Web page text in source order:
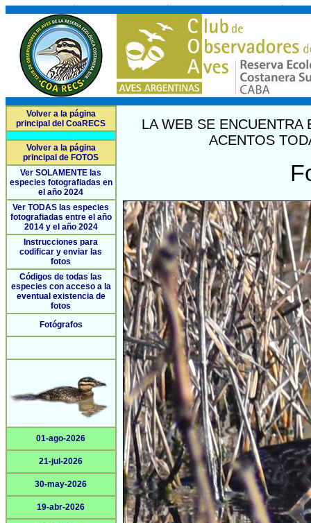
Volver a la página
principal del CoaRECS
Volver a la página
principal de FOTOS
Ver SOLAMENTE las
especies fotografiadas en
el año 2024
Ver TODAS las especies
fotografiadas entre el año
2014 y el año 2024
Instrucciones para
codificar y enviar las
fotos
Códigos de todas las
especies con acceso a la
eventual existencia de
fotos
Fotógrafos
01-ago-2026
21-jul-2026
30-may-2026
19-abr-2026
LA WEB SE
ACENTOS